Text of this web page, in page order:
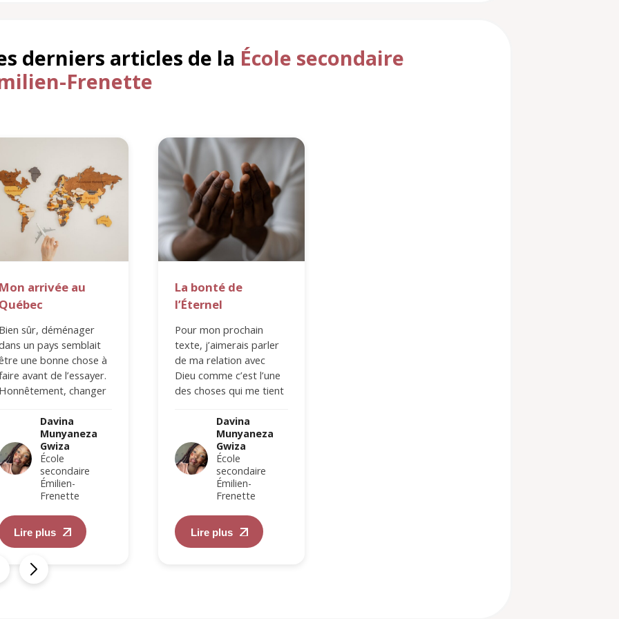
derniers articles de la École secondaire
Frenette
arrivée au
sûr, déménager
un pays semblait
une bonne chose à
avant de l’essayer.
changer
Davina
Munyaneza
Gwiza
École
secondaire
Émilien-
Frenette
Lire plus
La bonté de
l’Éternel
Pour mon prochain
texte, j’aimerais parler
de ma relation avec
Dieu comme c’est l’une
des choses qui me tient
Grandir dans…
Davina
Munyaneza
Gwiza
École
secondaire
Émilien-
Frenette
Lire plus